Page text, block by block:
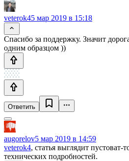
veterok45 мар 2019 в 15:18
Спасибо за поддержку. Значит
одним образцом ))
Ответить
augorelov5 мар 2019 в 14:59
veterok4, статья выглядит пустоват-
технических подробностей.